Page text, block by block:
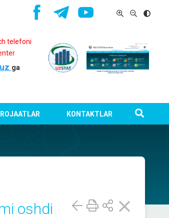
telefoni
ga
KONTAKTLAR
oshdi